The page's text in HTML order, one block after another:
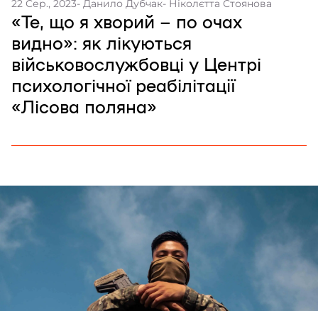
22 Сер., 2023- Данило Дубчак- Ніколєтта Стоянова
«Те, що я хворий – по очах
видно»: як лікуються
військовослужбовці у Центрі
психологічної реабілітації
«Лісова поляна»